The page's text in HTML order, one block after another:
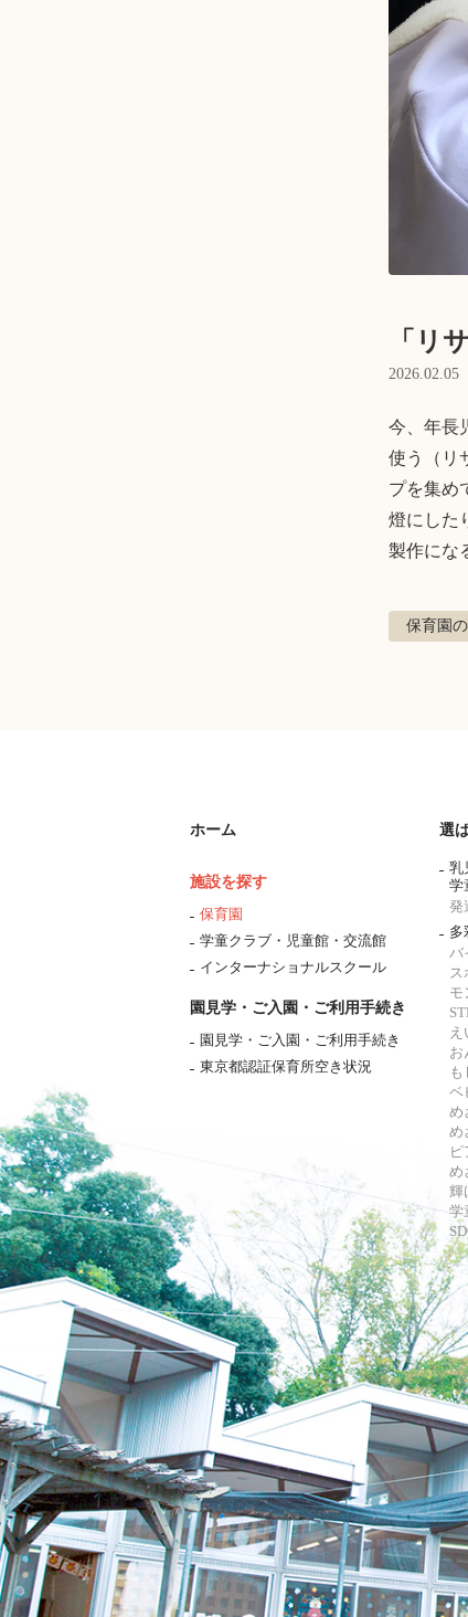
「リ
2026.02.05
今、年長
使う（リ
プを集め
燈にした
製作にな
保育園
ホーム
施設を探す
保育園
学童クラブ・児童館・交流館
インターナショナルスクール
園見学・ご入園・ご利用手続き
園見学・ご入園・ご利用手続き
東京都認証保育所空き状況
選
乳
学
発
多
バ
ス
モ
え
お
も
ベ
め
め
ピ
め
輝
学